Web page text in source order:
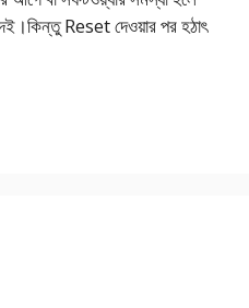
Reset দেওয়ার পর হঠাৎ